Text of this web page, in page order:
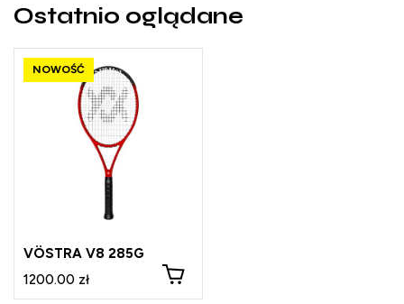
Ostatnio oglądane
G0
G1
VÖSTRA V8 285G
1200.00 zł